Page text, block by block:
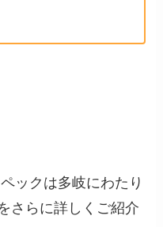
ックは多岐にわたり
さらに詳しくご紹介